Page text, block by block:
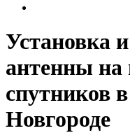
Установка
антенны на
спутников
Новгороде